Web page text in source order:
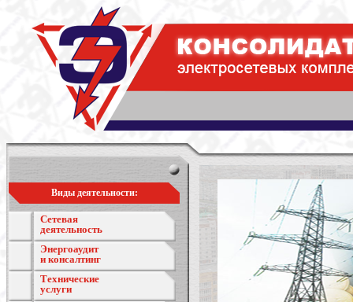
Виды деятельности:
Сетевая
деятельность
Энергоаудит
и консалтинг
Технические
услуги